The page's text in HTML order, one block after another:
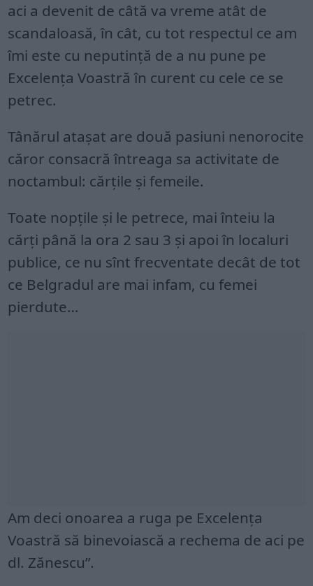
aci a devenit de câtă va vreme atât de
scandaloasă, în cât, cu tot respectul ce am
îmi este cu neputinţă de a nu pune pe
Excelenţa Voastră în curent cu cele ce se
petrec.
Tânărul ataşat are două pasiuni nenorocite
căror consacră întreaga sa activitate de
noctambul: cărţile şi femeile.
Toate nopţile şi le petrece, mai înteiu la
cărţi până la ora 2 sau 3 şi apoi în localuri
publice, ce nu sînt frecventate decât de tot
ce Belgradul are mai infam, cu femei
pierdute…
Am deci onoarea a ruga pe Excelenţa
Voastră să binevoiască a rechema de aci pe
dl. Zănescu”.